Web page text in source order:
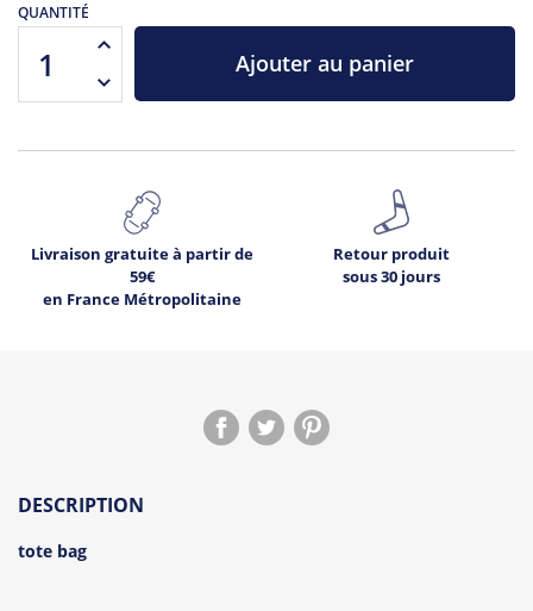
QUANTITÉ
Ajouter au panier
Livraison gratuite à partir de
59€
en France Métropolitaine
Retour produit
sous 30 jours
DESCRIPTION
tote bag